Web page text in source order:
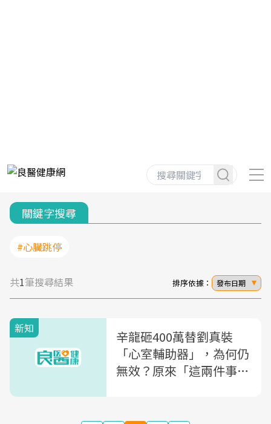
關鍵字搜尋
#心臟跳停
共1筆搜尋結果 排序依據： 發布日期
新知
辛龍砸400萬替劉真裝
「心室輔助器」，為何仍
無效？原來「這兩件事」